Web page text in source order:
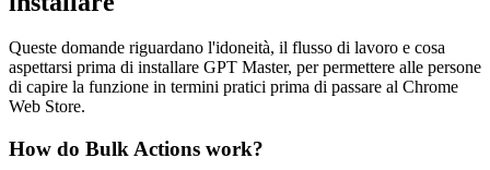
Queste domande riguardano l'idoneità, il flusso di lavoro e cosa
aspettarsi prima di installare GPT Master, per permettere alle persone
di capire la funzione in termini pratici prima di passare al Chrome
Web Store.
How do Bulk Actions work?